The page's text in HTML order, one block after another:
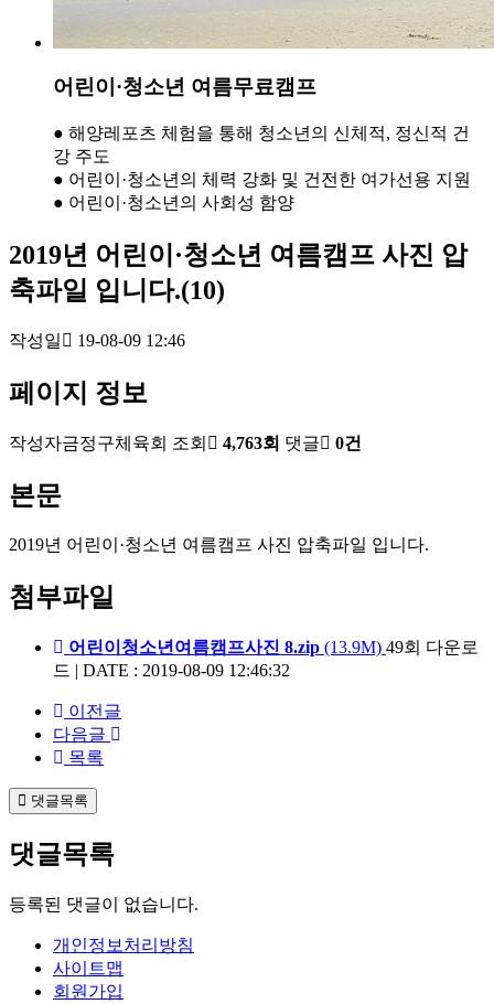
어린이·청소년 여름무료캠프
● 해양레포츠 체험을 통해 청소년의 신체적, 정신적 건
강 주도
● 어린이·청소년의 체력 강화 및 건전한 여가선용 지원
● 어린이·청소년의 사회성 함양
2019년 어린이·청소년 여름캠프 사진 압
축파일 입니다.(10)
작성일 19-08-09 12:46
페이지 정보
작성자금정구체육회 조회 4,763회 댓글 0건
본문
2019년 어린이·청소년 여름캠프 사진 압축파일 입니다.
첨부파일
어린이청소년여름캠프사진 8.zip (13.9M) 49회 다운로
드 | DATE : 2019-08-09 12:46:32
이전글
다음글
목록
댓글목록
댓글목록
등록된 댓글이 없습니다.
개인정보처리방침
사이트맵
회원가입